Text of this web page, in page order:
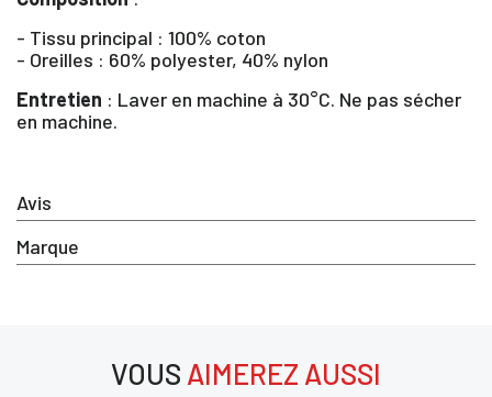
Avis
Marque
- Tissu principal : 100% coton
- Oreilles : 60% polyester, 40% nylon
Entretien : Laver en machine à 30°C. Ne pas sécher
en machine.
VOUS AIMEREZ AUSSI
×
Vous devez être connecté pour enregistrer des produits dans
votre liste d'envie
SE